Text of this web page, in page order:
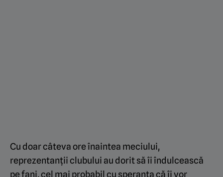
Cu doar câteva ore înaintea meciului,
reprezentanții clubului au dorit să îi îndulcească
pe fani, cel mai probabil cu speranța că îi vor